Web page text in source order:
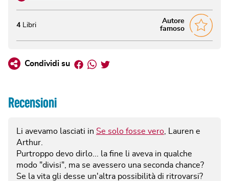
Autore
famoso
4 Libri
Condividi su Facebook
Whatsapp
Twitter
Recensioni
Li avevamo lasciati in Se solo fosse vero , Lauren e
Arthur.
Purtroppo devo dirlo... la fine li aveva in qualche
modo "divisi", ma se avessero una seconda chance?
Se la vita gli desse un'altra possibilità di ritrovarsi?